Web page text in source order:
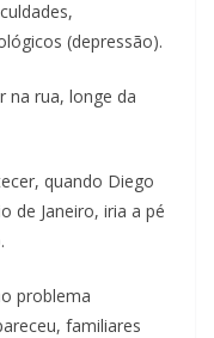
(depressão).
na rua, longe da
quando Diego
de Janeiro, iria a pé
problema
familiares